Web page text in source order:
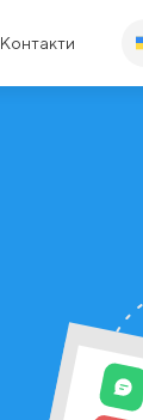
Контакти